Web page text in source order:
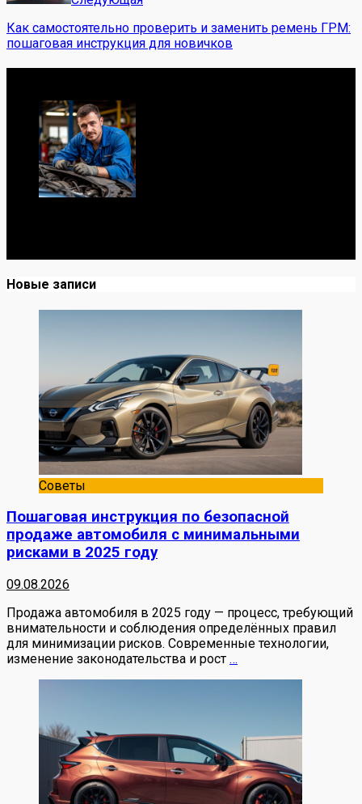
Как самостоятельно проверить и заменить ремень ГРМ:
пошаговая инструкция для новичков
Новые записи
Советы
Пошаговая инструкция по безопасной
продаже автомобиля с минимальными
рисками в 2025 году
09.08.2026
Продажа автомобиля в 2025 году — процесс, требующий
внимательности и соблюдения определённых правил
для минимизации рисков. Современные технологии,
изменение законодательства и рост …